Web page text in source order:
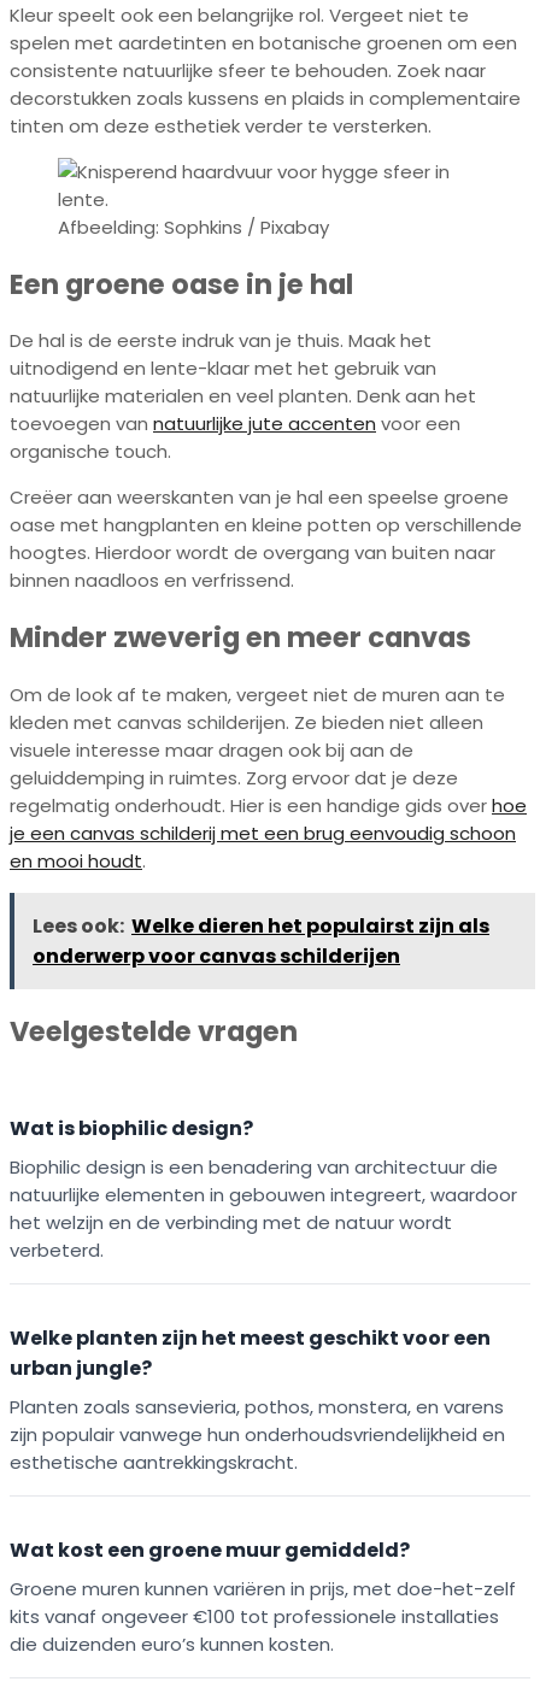
Kleur speelt ook een belangrijke rol. Vergeet niet te
spelen met aardetinten en botanische groenen om een
consistente natuurlijke sfeer te behouden. Zoek naar
decorstukken zoals kussens en plaids in complementaire
tinten om deze esthetiek verder te versterken.
Afbeelding: Sophkins / Pixabay
Een groene oase in je hal
De hal is de eerste indruk van je thuis. Maak het
uitnodigend en lente-klaar met het gebruik van
natuurlijke materialen en veel planten. Denk aan het
toevoegen van natuurlijke jute accenten voor een
organische touch.
Creëer aan weerskanten van je hal een speelse groene
oase met hangplanten en kleine potten op verschillende
hoogtes. Hierdoor wordt de overgang van buiten naar
binnen naadloos en verfrissend.
Minder zweverig en meer canvas
Om de look af te maken, vergeet niet de muren aan te
kleden met canvas schilderijen. Ze bieden niet alleen
visuele interesse maar dragen ook bij aan de
geluiddemping in ruimtes. Zorg ervoor dat je deze
regelmatig onderhoudt. Hier is een handige gids overhoe
je een canvas schilderij met een brug eenvoudig schoon
en mooi houdt.
Lees ook: Welke dieren het populairst zijn als
onderwerp voor canvas schilderijen
Veelgestelde vragen
Wat is biophilic design?
Biophilic design is een benadering van architectuur die
natuurlijke elementen in gebouwen integreert, waardoor
het welzijn en de verbinding met de natuur wordt
verbeterd.
Welke planten zijn het meest geschikt voor een
urban jungle?
Planten zoals sansevieria, pothos, monstera, en varens
zijn populair vanwege hun onderhoudsvriendelijkheid en
esthetische aantrekkingskracht.
Wat kost een groene muur gemiddeld?
Groene muren kunnen variëren in prijs, met doe-het-zelf
kits vanaf ongeveer €100 tot professionele installaties
die duizenden euro’s kunnen kosten.